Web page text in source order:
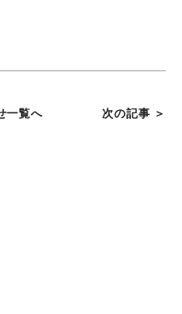
一覧へ 次の記事 ＞